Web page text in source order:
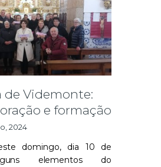
de Videmonte:
e formação
2024
domingo, dia 10 de
elementos do